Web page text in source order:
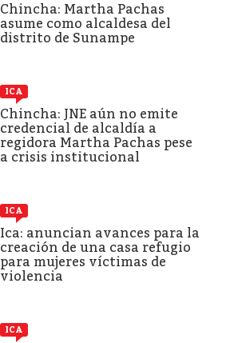
Chincha: Martha Pachas
asume como alcaldesa del
distrito de Sunampe
ICA
Chincha: JNE aún no emite
credencial de alcaldía a
regidora Martha Pachas pese
a crisis institucional
ICA
Ica: anuncian avances para la
creación de una casa refugio
para mujeres víctimas de
violencia
ICA